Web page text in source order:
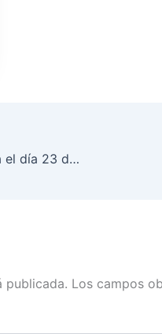
Sesión Ordinaria del Consejo General, realizada el día 23 de agosto de 2018
publicada. Los campos